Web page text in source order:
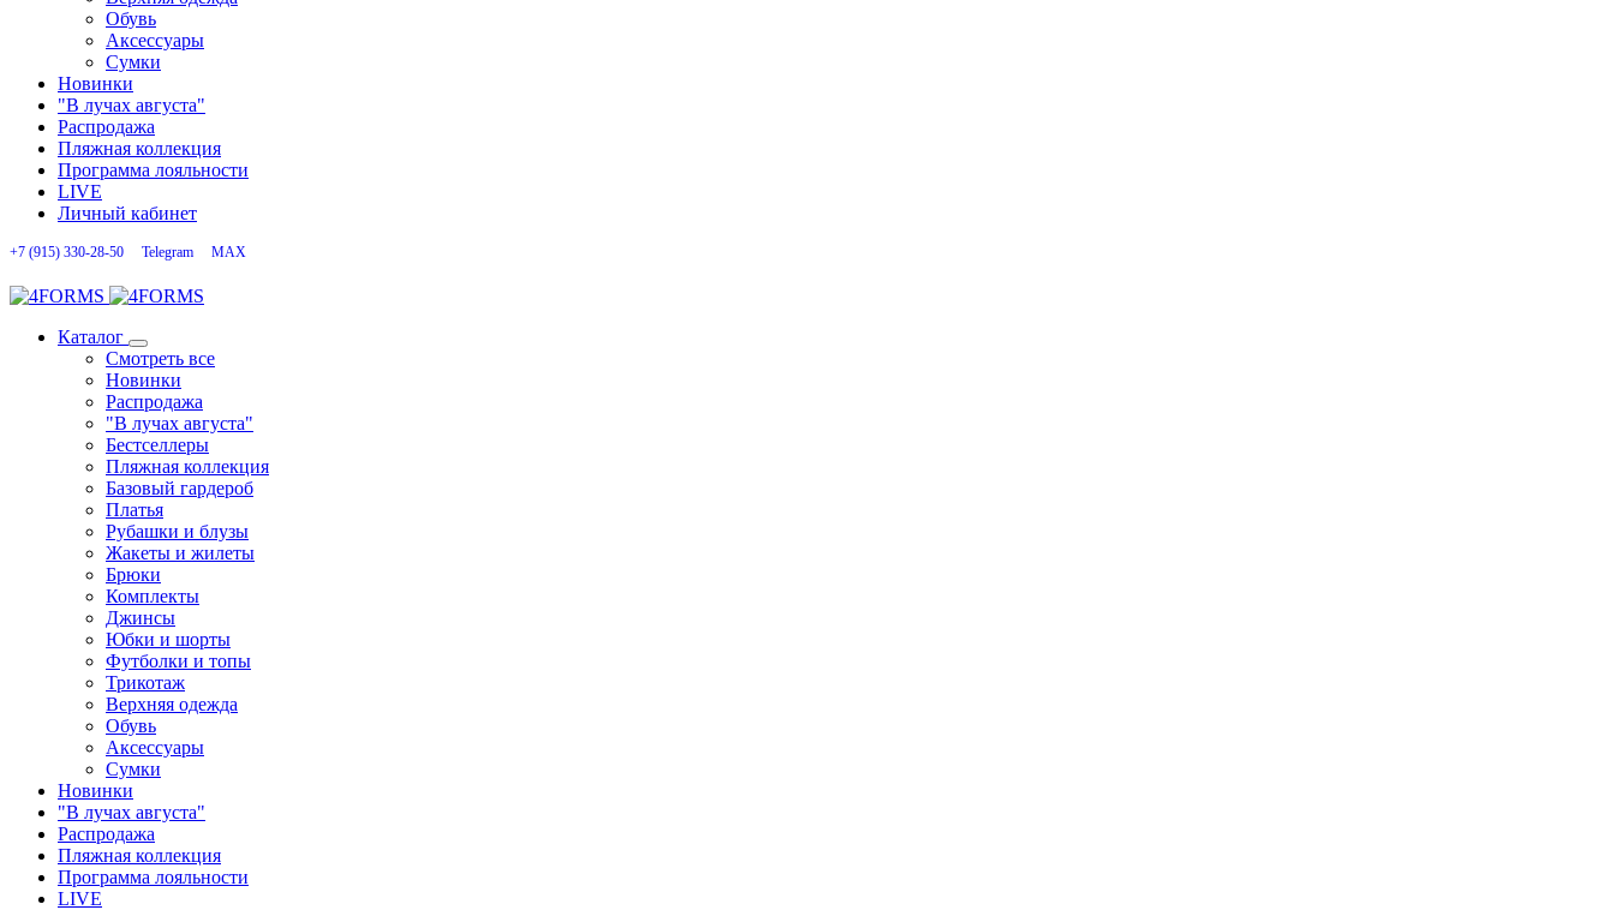
Обувь
Аксессуары
Сумки
Новинки
"В лучах августа"
Распродажа
Пляжная коллекция
Программа лояльности
LIVE
Личный кабинет
+7 (915) 330-28-50 Telegram MAX
Каталог
Смотреть все
Новинки
Распродажа
"В лучах августа"
Бестселлеры
Пляжная коллекция
Базовый гардероб
Платья
Рубашки и блузы
Жакеты и жилеты
Брюки
Комплекты
Джинсы
Юбки и шорты
Футболки и топы
Трикотаж
Верхняя одежда
Обувь
Аксессуары
Сумки
Новинки
"В лучах августа"
Распродажа
Пляжная коллекция
Программа лояльности
LIVE